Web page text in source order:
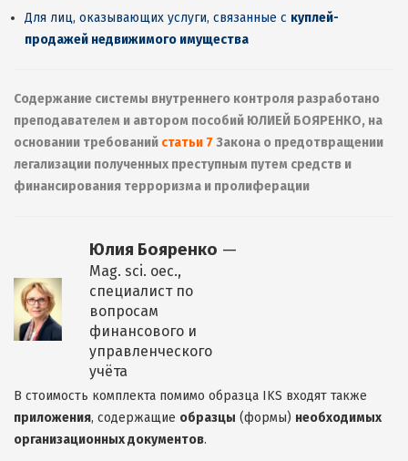
Для лиц, оказывающих услуги, связанные с куплей-
продажей недвижимого имущества
Содержание системы внутреннего контроля разработано
преподавателем и автором пособий ЮЛИЕЙ БОЯРЕНКО, на
основании требований статьи 7 Закона о предотвращении
легализации полученных преступным путем средств и
финансирования терроризма и пролиферации
Юлия Бояренко —
Mag. sci. оec.,
специалист по
вопросам
финансового и
управленческого
учёта
В стоимость комплекта помимо образцa IKS входят также
приложения, содержащие образцы (формы) необходимых
организационных документов.